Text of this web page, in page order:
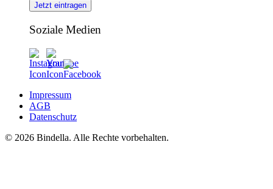
Jetzt eintragen
Soziale Medien
Impressum
AGB
Datenschutz
© 2026 Bindella. Alle Rechte vorbehalten.